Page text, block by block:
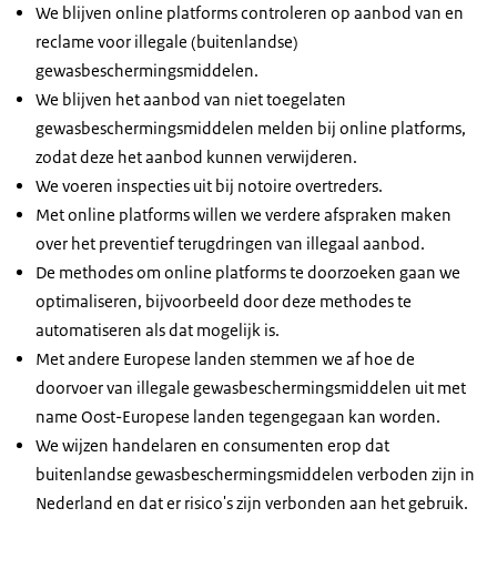
We blijven online platforms controleren op aanbod van en
reclame voor illegale (buitenlandse)
gewasbeschermingsmiddelen.
We blijven het aanbod van niet toegelaten
gewasbeschermingsmiddelen melden bij online platforms,
zodat deze het aanbod kunnen verwijderen.
We voeren inspecties uit bij notoire overtreders.
Met online platforms willen we verdere afspraken maken
over het preventief terugdringen van illegaal aanbod.
De methodes om online platforms te doorzoeken gaan we
optimaliseren, bijvoorbeeld door deze methodes te
automatiseren als dat mogelijk is.
Met andere Europese landen stemmen we af hoe de
doorvoer van illegale gewasbeschermingsmiddelen uit met
name Oost-Europese landen tegengegaan kan worden.
We wijzen handelaren en consumenten erop dat
buitenlandse gewasbeschermingsmiddelen verboden zijn in
Nederland en dat er risico's zijn verbonden aan het gebruik.